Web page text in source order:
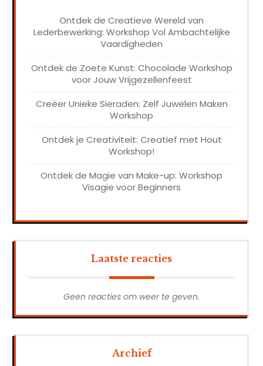
Ontdek de Creatieve Wereld van
Lederbewerking: Workshop Vol Ambachtelijke
Vaardigheden
Ontdek de Zoete Kunst: Chocolade Workshop
voor Jouw Vrijgezellenfeest
Creëer Unieke Sieraden: Zelf Juwelen Maken
Workshop
Ontdek je Creativiteit: Creatief met Hout
Workshop!
Ontdek de Magie van Make-up: Workshop
Visagie voor Beginners
Laatste reacties
Geen reacties om weer te geven.
Archief